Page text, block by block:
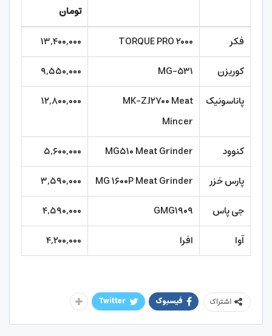
تومان
فکر
TORQUE PRO ۲۰۰۰
۱۳,۴۰۰,۰۰۰
کوریزن
MG-۵۳۱
۹,۵۵۰,۰۰۰
پاناسونیک
MK-ZJ۲۷۰۰ Meat
Mincer
۱۲,۸۰۰,۰۰۰
کنوود MG۵۱۰ Meat Grinder
۵,۶۰۰,۰۰۰
پارس خزر
MG ۱۶۰۰P Meat Grinder
۳,۵۹۰,۰۰۰
جی پاس
GMG۱۹۰۹
۴,۵۹۰,۰۰۰
آوا
افرا ۴,۲۰۰,۰۰۰
اشتراک فیسبوک Twitter